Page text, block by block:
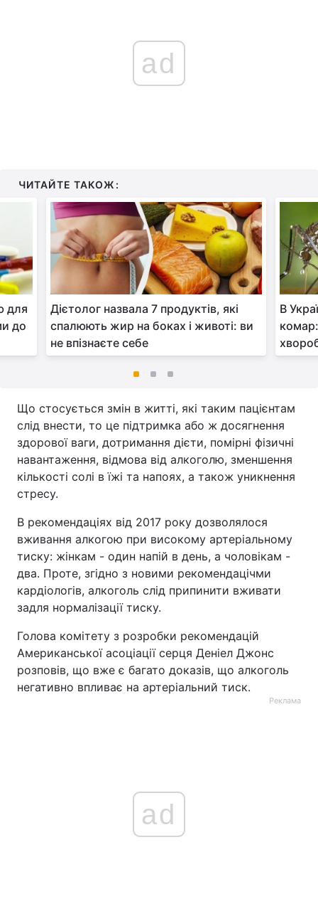
ad
ЧИТАЙТЕ ТАКОЖ:
для
до
Дієтолог назвала 7 продуктів, які
спалюють жир на боках і животі: ви
не впізнаєте себе
В
Що стосується змін в житті, які таким пацієнтам
слід внести, то це підтримка або ж досягнення
здорової ваги, дотримання дієти, помірні фізичні
навантаження, відмова від алкоголю, зменшення
кількості солі в їжі та напоях, а також уникнення
стресу.
В рекомендаціях від 2017 року дозволялося
вживання алкогою при високому артеріальному
тиску: жінкам - один напій в день, а чоловікам -
два. Проте, згідно з новими рекомендацічми
кардіологів, алкоголь слід припинити вживати
задля нормалізації тиску.
Голова комітету з розробки рекомендацій
Американської асоціації серця Деніел Джонс
розповів, що вже є багато доказів, що алкоголь
негативно впливає на артеріальний тиск.
Реклама
ad